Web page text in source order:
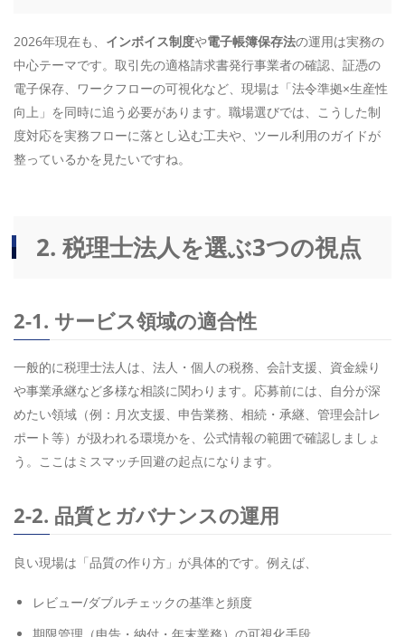
2026年現在も、 インボイス制度や電子帳簿保存法の運用は実務の
中心テーマです。取引先の適格請求書発行事業者の確認、証憑の
電子保存、ワークフローの可視化など、現場は「法令準拠×生産性
向上」を同時に追う必要があります。職場選びでは、こうした制
度対応を実務フローに落とし込む工夫や、ツール利用のガイドが
整っているかを見たいですね。
2. 税理士法人を選ぶ3つの視点
2-1. サービス領域の適合性
一般的に税理士法人は、法人・個人の税務、会計支援、資金繰り
や事業承継など多様な相談に関わります。応募前には、自分が深
めたい領域（例：月次支援、申告業務、相続・承継、管理会計レ
ポート等）が扱われる環境かを、公式情報の範囲で確認しましょ
う。ここはミスマッチ回避の起点になります。
2-2. 品質とガバナンスの運用
良い現場は「品質の作り方」が具体的です。例えば、
レビュー/ダブルチェックの基準と頻度